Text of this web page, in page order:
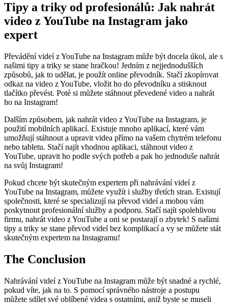
Tipy a triky od profesionálů: Jak nahrát
video z YouTube na Instagram jako
expert
Převádění videí z YouTube na Instagram může být docela úkol, ale s
našimi tipy a triky se stane hračkou! Jedním z nejjednodušších
způsobů, jak to udělat, je použít online převodník. Stačí zkopírovat
odkaz na video z YouTube, vložit ho do převodníku a stisknout
tlačítko převést. Poté si můžete stáhnout převedené video a nahrát
ho na Instagram!
Dalším způsobem, jak nahrát video z YouTube na Instagram, je
použití mobilních aplikací. Existuje mnoho aplikací, které vám
umožňují stáhnout a upravit videa přímo na vašem chytrém telefonu
nebo tabletu. Stačí najít vhodnou aplikaci, stáhnout video z
YouTube, upravit ho podle svých potřeb a pak ho jednoduše nahrát
na svůj Instagram!
Pokud chcete být skutečným expertem při nahrávání videí z
YouTube na Instagram, můžete využít i služby třetích stran. Existují
společnosti, které se specializují na převod videí a mohou vám
poskytnout profesionální služby a podporu. Stačí najít spolehlivou
firmu, nahrát video z YouTube a oni se postarají o zbytek! S našimi
tipy a triky se stane převod videí bez komplikací a vy se můžete stát
skutečným expertem na Instagramu!
The Conclusion
Nahrávání videí z YouTube na Instagram může být snadné a rychlé,
pokud víte, jak na to. S pomocí správného nástroje a postupu
můžete sdílet své oblíbené videa s ostatními, aniž byste se museli